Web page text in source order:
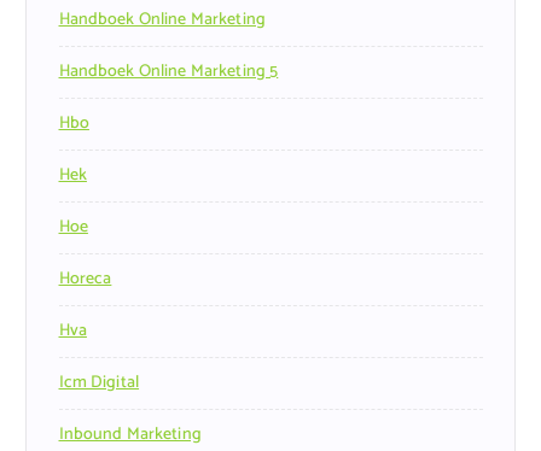
Handboek Online Marketing
Handboek Online Marketing 5
Hbo
Hek
Hoe
Horeca
Hva
Icm Digital
Inbound Marketing